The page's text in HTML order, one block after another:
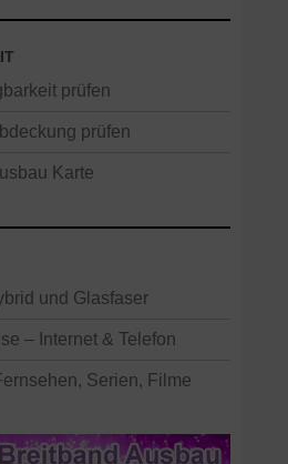
prüfen
prüfen
Karte
und Glasfaser
– Internet & Telefon
Serien, Filme